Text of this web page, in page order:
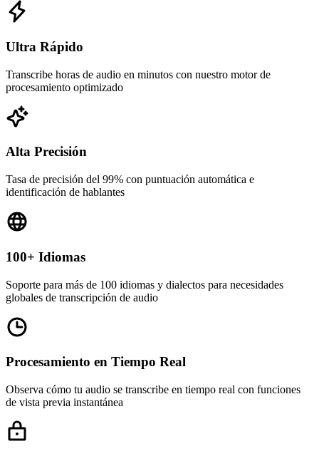
Ultra Rápido
Transcribe horas de audio en minutos con nuestro motor de
procesamiento optimizado
Alta Precisión
Tasa de precisión del 99% con puntuación automática e
identificación de hablantes
100+ Idiomas
Soporte para más de 100 idiomas y dialectos para necesidades
globales de transcripción de audio
Procesamiento en Tiempo Real
Observa cómo tu audio se transcribe en tiempo real con funciones
de vista previa instantánea